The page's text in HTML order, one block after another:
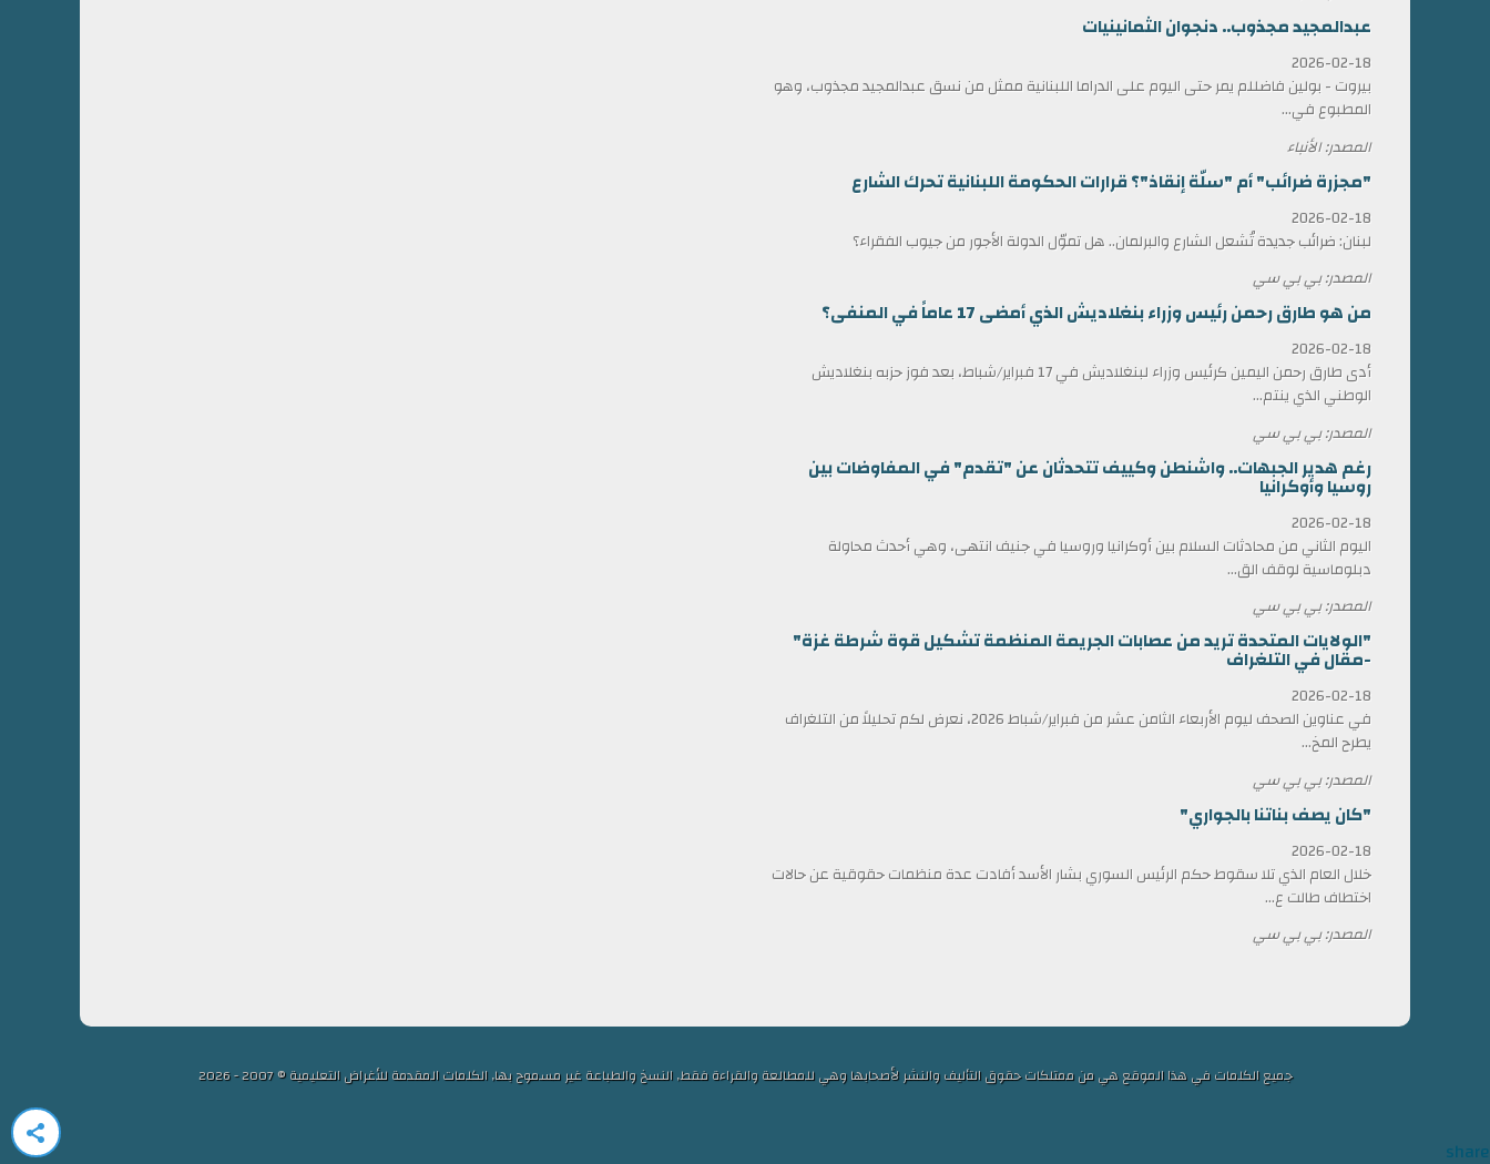
عبدالمجيد مجذوب.. دنجوان الثمانينيات
2026-02-18
بيروت - بولين فاضللم يمر حتى اليوم على الدراما اللبنانية ممثل من نسق عبدالمجيد مجذوب، وهو
المطبوع في...
المصدر: الأنباء
"مجزرة ضرائب" أم "سلّة إنقاذ"؟ قرارات الحكومة اللبنانية تحرك الشارع
2026-02-18
لبنان: ضرائب جديدة تُشعل الشارع والبرلمان.. هل تموّل الدولة الأجور من جيوب الفقراء؟
المصدر: بي بي سي
من هو طارق رحمن رئيس وزراء بنغلاديش الذي أمضى 17 عاماً في المنفى؟
2026-02-18
أدى طارق رحمن اليمين كرئيس وزراء لبنغلاديش في 17 فبراير/شباط، بعد فوز حزبه بنغلاديش
الوطني الذي ينتم...
المصدر: بي بي سي
رغم هدير الجبهات.. واشنطن وكييف تتحدثان عن "تقدم" في المفاوضات بين
روسيا وأوكرانيا
2026-02-18
اليوم الثاني من محادثات السلام بين أوكرانيا وروسيا في جنيف انتهى، وهي أحدث محاولة
دبلوماسية لوقف الق...
المصدر: بي بي سي
"الولايات المتحدة تريد من عصابات الجريمة المنظمة تشكيل قوة شرطة غزة"
-مقال في التلغراف
2026-02-18
في عناوين الصحف ليوم الأربعاء الثامن عشر من فبراير/شباط 2026، نعرض لكم تحليلاً من التلغراف
يطرح المخ...
المصدر: بي بي سي
"كان يصف بناتنا بالجواري"
2026-02-18
خلال العام الذي تلا سقوط حكم الرئيس السوري بشار الأسد أفادت عدة منظمات حقوقية عن حالات
اختطاف طالت ع...
المصدر: بي بي سي
جميع الكلمات في هذا الموقع هي من ممتلكات حقوق التأليف والنشر لأصحابها وهي للمطالعة والقراءة فقط, النسخ والطباعة غير مسموح بها, الكلمات المقدمة للأغراض التعليمية © 2007 - 2026
share